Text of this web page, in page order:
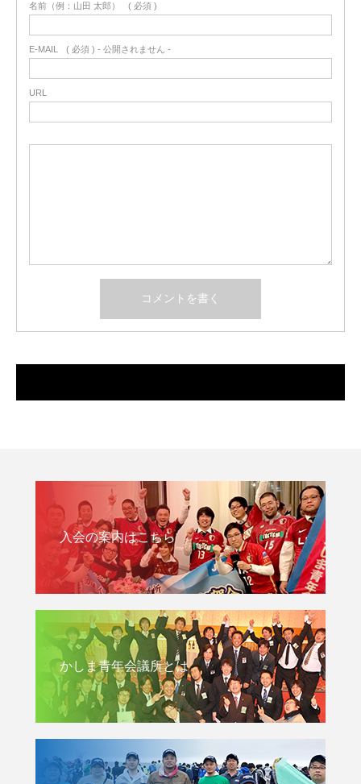
名前（例：山田 太郎） ( 必須 )
E-MAIL ( 必須 ) - 公開されません -
URL
入会の案内はこちら
かしま青年会議所とは